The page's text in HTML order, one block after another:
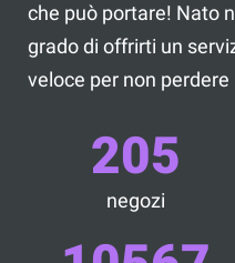
che può portare! Nato
grado di offrirti un
veloce per non
205
negozi